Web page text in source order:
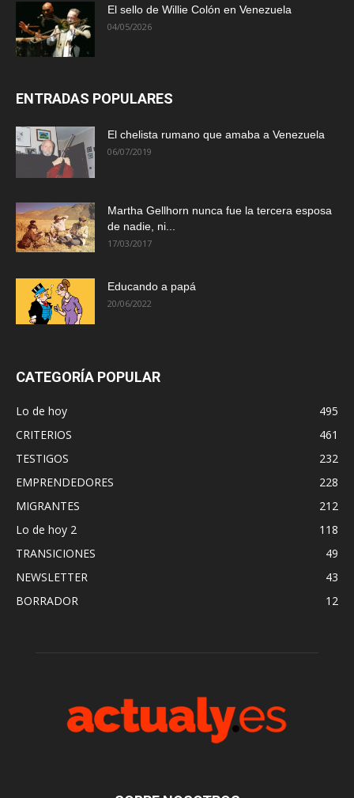
El sello de Willie Colón en Venezuela
04/05/2026
ENTRADAS POPULARES
El chelista rumano que amaba a Venezuela
06/07/2019
Martha Gellhorn nunca fue la tercera esposa
de nadie, ni...
17/03/2017
Educando a papá
20/06/2022
CATEGORÍA POPULAR
Lo de hoy
495
CRITERIOS
461
TESTIGOS
232
EMPRENDEDORES
228
MIGRANTES
212
Lo de hoy 2
118
TRANSICIONES
49
NEWSLETTER
43
BORRADOR
12